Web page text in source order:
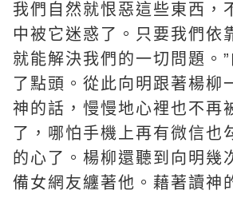
我們自然就恨惡這些東西，
中被它迷惑了。只要我們依
就能解決我們的一切問題。
了點頭。從此向明跟著楊柳
神的話，慢慢地心裡也不再
了，哪怕手機上再有微信也
的心了。楊柳還聽到向明幾
備女網友纏著他。藉著讀神